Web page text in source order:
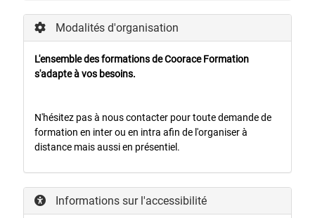
Modalités d'organisation
L'ensemble des formations de Coorace Formation
s'adapte à vos besoins.
N'hésitez pas à nous contacter pour toute demande de
formation en inter ou en intra afin de l'organiser à
distance mais aussi en présentiel.
Informations sur l'accessibilité